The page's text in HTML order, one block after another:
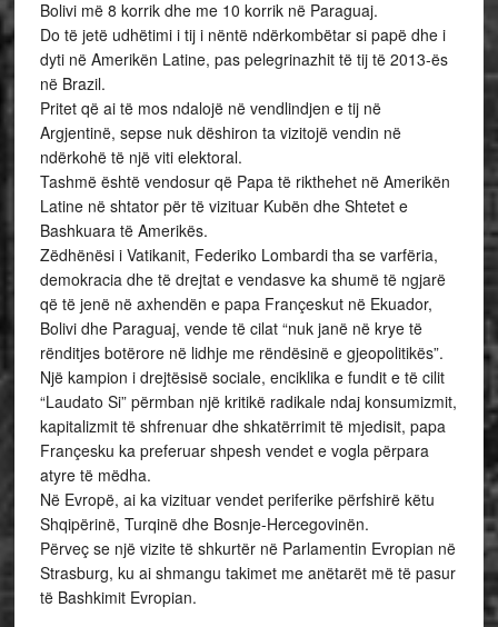
Bolivi më 8 korrik dhe me 10 korrik në Paraguaj.
Do të jetë udhëtimi i tij i nëntë ndërkombëtar si papë dhe i
dyti në Amerikën Latine, pas pelegrinazhit të tij të 2013-ës
në Brazil.
Pritet që ai të mos ndalojë në vendlindjen e tij në
Argjentinë, sepse nuk dëshiron ta vizitojë vendin në
ndërkohë të një viti elektoral.
Tashmë është vendosur që Papa të rikthehet në Amerikën
Latine në shtator për të vizituar Kubën dhe Shtetet e
Bashkuara të Amerikës.
Zëdhënësi i Vatikanit, Federiko Lombardi tha se varfëria,
demokracia dhe të drejtat e vendasve ka shumë të ngjarë
që të jenë në axhendën e papa Françeskut në Ekuador,
Bolivi dhe Paraguaj, vende të cilat “nuk janë në krye të
rënditjes botërore në lidhje me rëndësinë e gjeopolitikës”.
Një kampion i drejtësisë sociale, enciklika e fundit e të cilit
“Laudato Si” përmban një kritikë radikale ndaj konsumizmit,
kapitalizmit të shfrenuar dhe shkatërrimit të mjedisit, papa
Françesku ka preferuar shpesh vendet e vogla përpara
atyre të mëdha.
Në Evropë, ai ka vizituar vendet periferike përfshirë këtu
Shqipërinë, Turqinë dhe Bosnje-Hercegovinën.
Përveç se një vizite të shkurtër në Parlamentin Evropian në
Strasburg, ku ai shmangu takimet me anëtarët më të pasur
të Bashkimit Evropian.